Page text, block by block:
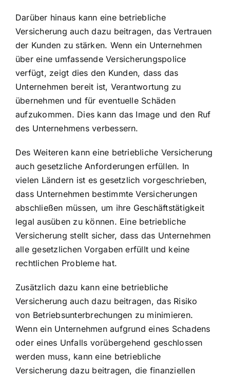
Darüber hinaus kann eine betriebliche
Versicherung auch dazu beitragen, das Vertrauen
der Kunden zu stärken. Wenn ein Unternehmen
über eine umfassende Versicherungspolice
verfügt, zeigt dies den Kunden, dass das
Unternehmen bereit ist, Verantwortung zu
übernehmen und für eventuelle Schäden
aufzukommen. Dies kann das Image und den Ruf
des Unternehmens verbessern.
Des Weiteren kann eine betriebliche Versicherung
auch gesetzliche Anforderungen erfüllen. In
vielen Ländern ist es gesetzlich vorgeschrieben,
dass Unternehmen bestimmte Versicherungen
abschließen müssen, um ihre Geschäftstätigkeit
legal ausüben zu können. Eine betriebliche
Versicherung stellt sicher, dass das Unternehmen
alle gesetzlichen Vorgaben erfüllt und keine
rechtlichen Probleme hat.
Zusätzlich dazu kann eine betriebliche
Versicherung auch dazu beitragen, das Risiko
von Betriebsunterbrechungen zu minimieren.
Wenn ein Unternehmen aufgrund eines Schadens
oder eines Unfalls vorübergehend geschlossen
werden muss, kann eine betriebliche
Versicherung dazu beitragen, die finanziellen